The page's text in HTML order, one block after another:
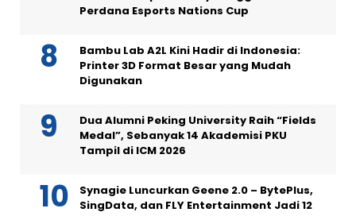
Perdana Esports Nations Cup
Bambu Lab A2L Kini Hadir di Indonesia:
Printer 3D Format Besar yang Mudah
Digunakan
Dua Alumni Peking University Raih “Fields
Medal”, Sebanyak 14 Akademisi PKU
Tampil di ICM 2026
Synagie Luncurkan Geene 2.0 – BytePlus,
SingData, dan FLY Entertainment Jadi 12